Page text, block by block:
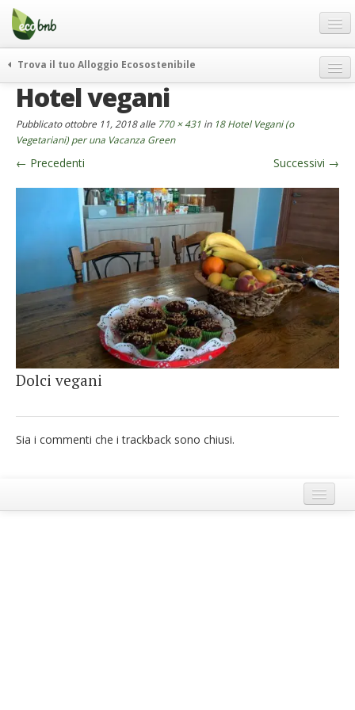
Menu
Salta
contenuto
Offerte Speciali
Regali
FAQ
Chi Siamo
Italiano
German
English
Spanish
French
Trova il tuo Alloggio Ecosostenibile
weekend green
curiosità
vivere e viaggiare verde
news ed eventi
rassegna stampa
Hotel vegani
Pubblicatoottobre 11, 2018alle 770 × 431 in 18 Hotel Vegani (o
Vegetariani) per una Vacanza Green
← Precedenti Successivi →
Dolci vegani
Sia i commenti che i trackback sono chiusi.